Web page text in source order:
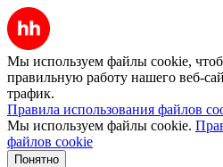
Мы используем файлы cookie,
правильную работу нашего веб-
трафик.
Правила использования файлов
Мы используем файлы cookie.
файлов cookie
Понятно